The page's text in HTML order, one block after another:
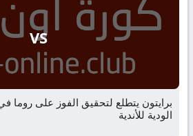
VS
برايتون يتطلع لتحقيق الفوز على روما في
الودية للأندية